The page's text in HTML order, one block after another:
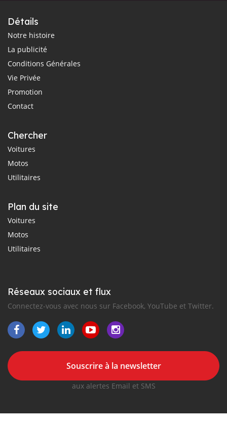
Détails
Notre histoire
La publicité
Conditions Générales
Vie Privée
Promotion
Contact
Chercher
Voitures
Motos
Utilitaires
Plan du site
Voitures
Motos
Utilitaires
Réseaux sociaux et flux
Connectez-vous avec nous sur Facebook, YouTube et Twitter.
Souscrire à la newsletter
aux alertes Email et SMS